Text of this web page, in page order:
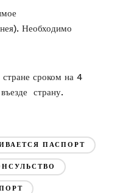
Необходимо
сроком на 4
страну.
ПАСПОРТ